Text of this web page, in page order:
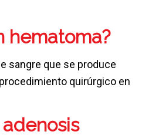
hematoma?
sangre que se produce
quirúrgico en